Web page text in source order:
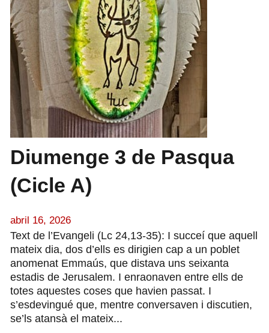
Diumenge 3 de Pasqua
(Cicle A)
abril 16, 2026
Text de l’Evangeli (Lc 24,13-35): I succeí que aquell
mateix dia, dos d’ells es dirigien cap a un poblet
anomenat Emmaús, que distava uns seixanta
estadis de Jerusalem. I enraonaven entre ells de
totes aquestes coses que havien passat. I
s’esdevingué que, mentre conversaven i discutien,
se’ls atansà el mateix...